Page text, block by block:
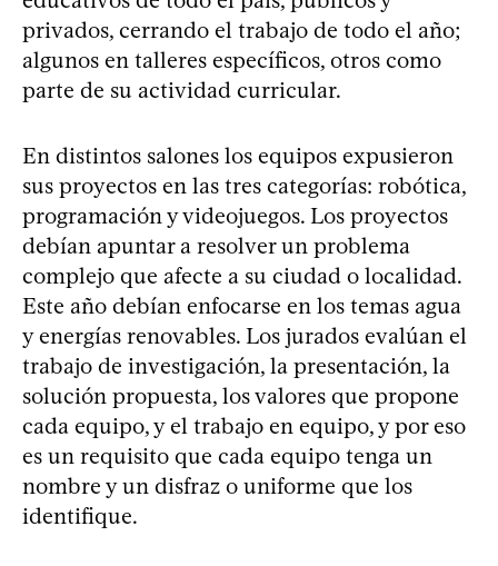
privados, cerrando el trabajo de todo el año;
algunos en talleres específicos, otros como
parte de su actividad curricular.
En distintos salones los equipos expusieron
sus proyectos en las tres categorías: robótica,
programación y videojuegos. Los proyectos
debían apuntar a resolver un problema
complejo que afecte a su ciudad o localidad.
Este año debían enfocarse en los temas agua
y energías renovables. Los jurados evalúan el
trabajo de investigación, la presentación, la
solución propuesta, los valores que propone
cada equipo, y el trabajo en equipo, y por eso
es un requisito que cada equipo tenga un
nombre y un disfraz o uniforme que los
identifique.